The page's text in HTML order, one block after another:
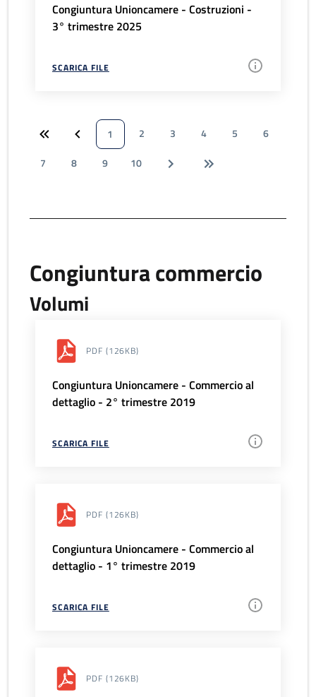
Congiuntura Unioncamere - Costruzioni -
3° trimestre 2025
SCARICA FILE
1 2 3 4 5
6
7
8 9 10
Congiuntura commercio
Volumi
PDF (126KB)
Congiuntura Unioncamere - Commercio al
dettaglio - 2° trimestre 2019
SCARICA FILE
PDF (126KB)
Congiuntura Unioncamere - Commercio al
dettaglio - 1° trimestre 2019
SCARICA FILE
PDF (126KB)